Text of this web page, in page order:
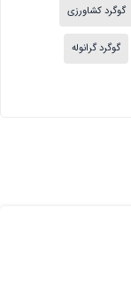
گوگرد کشاورزی
گوگرد گرانوله